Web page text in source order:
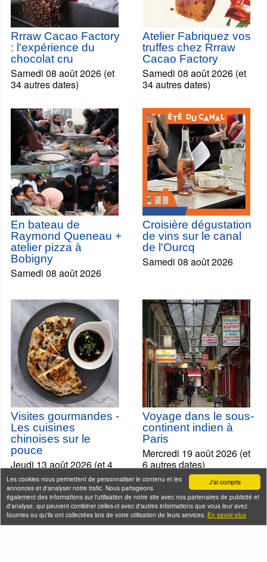
J'ai compris
Les cookies nous permettent de personnaliser le contenu et les
annonces et d'analyser notre trafic. Nous partageons
également des informations sur l'utilisation de notre site avec nos partenaires de publicité et
d'analyse, qui peuvent combiner celles-ci avec d'autres informations que vous leur avez
fournies ou qu'ils ont collectées lors de votre utilisation de leurs services. En savoir plus
Rrraw Cacao Factory
: l'expérience du
chocolat cru
Samedi 08 août 2026 (et
34 autres dates)
Atelier Fabriquez vos
truffes chez Rrraw
Cacao Factory
Samedi 08 août 2026 (et
34 autres dates)
En bateau de
Raymond Queneau +
atelier pizza à
Bobigny
Samedi 08 août 2026
Croisière dégustation
de vins sur le canal
de l'Ourcq
Samedi 08 août 2026
Visites gourmandes -
Les cuisines
chinoises sur le
pouce
Jeudi 13 août 2026 (et 4
autres dates)
Voyage dans le sous-
continent indien à
Paris
Mercredi 19 août 2026 (et
6 autres dates)